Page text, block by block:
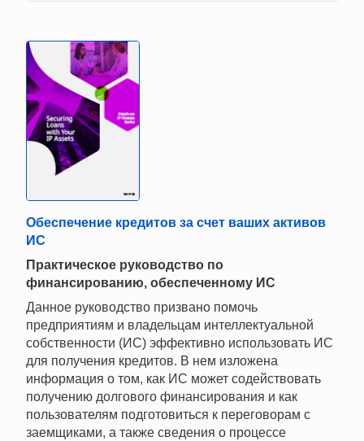
Обеспечение кредитов за счет ваших активов
ИС
Практическое руководство по
финансированию, обеспеченному ИС
Данное руководство призвано помочь
предприятиям и владельцам интеллектуальной
собственности (ИС) эффективно использовать ИС
для получения кредитов. В нем изложена
информация о том, как ИС может содействовать
получению долгового финансирования и как
пользователям подготовиться к переговорам с
заемщиками, а также сведения о процессе